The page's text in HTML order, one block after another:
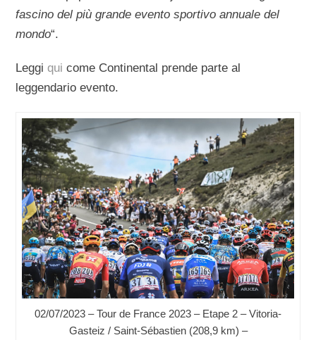
fascino del più grande evento sportivo annuale del
mondo“.
Leggiqui come Continental prende parte al
leggendario evento.
02/07/2023 – Tour de France 2023 – Etape 2 – Vitoria-
Gasteiz / Saint-Sébastien (208,9 km) –